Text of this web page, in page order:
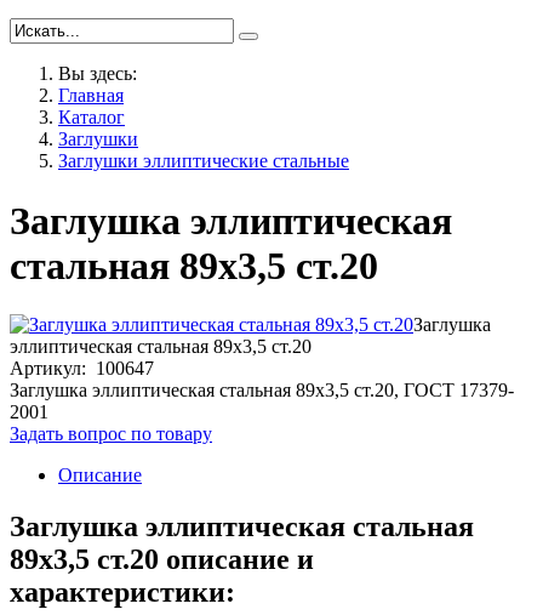
Вы здесь:
Главная
Каталог
Заглушки
Заглушки эллиптические стальные
Заглушка эллиптическая
стальная 89х3,5 ст.20
Заглушка
эллиптическая стальная 89х3,5 ст.20
Артикул: 100647
Заглушка эллиптическая стальная 89х3,5 ст.20, ГОСТ 17379-
2001
Задать вопрос по товару
Описание
Заглушка эллиптическая стальная
89х3,5 ст.20 описание и
характеристики: